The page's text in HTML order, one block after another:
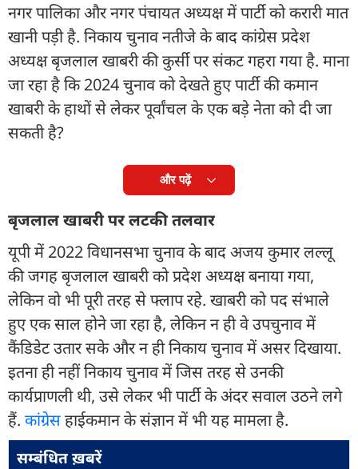
नगर पालिका और नगर पंचायत अध्यक्ष में पार्टी को करारी मात
खानी पड़ी है. निकाय चुनाव नतीजे के बाद कांग्रेस प्रदेश
अध्यक्ष बृजलाल खाबरी की कुर्सी पर संकट गहरा गया है. माना
जा रहा है कि 2024 चुनाव को देखते हुए पार्टी की कमान
खाबरी के हाथों से लेकर पूर्वांचल के एक बड़े नेता को दी जा
सकती है?
और पढ़ें
बृजलाल खाबरी पर लटकी तलवार
यूपी में 2022 विधानसभा चुनाव के बाद अजय कुमार लल्लू
की जगह बृजलाल खाबरी को प्रदेश अध्यक्ष बनाया गया,
लेकिन वो भी पूरी तरह से फ्लाप रहे. खाबरी को पद संभाले
हुए एक साल होने जा रहा है, लेकिन न ही वे उपचुनाव में
कैंडिडेट उतार सके और न ही निकाय चुनाव में असर दिखाया.
इतना ही नहीं निकाय चुनाव में जिस तरह से उनकी
कार्यप्राणली थी, उसे लेकर भी पार्टी के अंदर सवाल उठने लगे
हैं. कांग्रेसहाईकमान के संज्ञान में भी यह मामला है.
सम्बंधित ख़बरें